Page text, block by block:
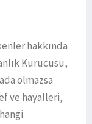
hakkında
Kurucusu,
olmazsa
ve hayalleri,